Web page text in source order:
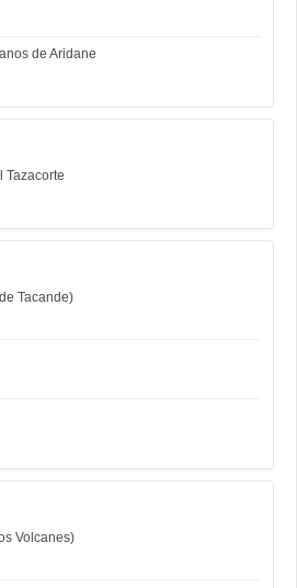
de Aridane
Tazacorte
Tacande)
Volcanes)